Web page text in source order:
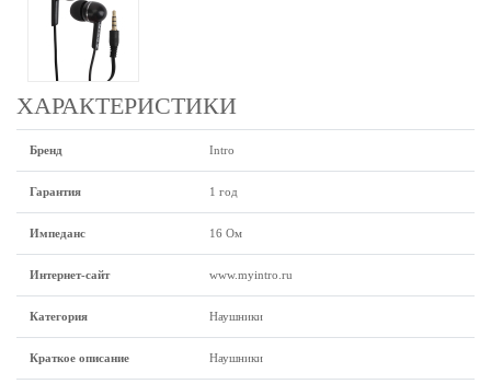
ХАРАКТЕРИСТИКИ
Бренд Intro
Гарантия 1 год
Импеданс 16 Ом
Интернет-сайт www.myintro.ru
Категория Наушники
Краткое описание Наушники